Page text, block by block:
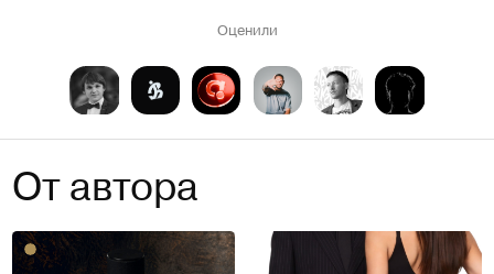
Оценили
От автора